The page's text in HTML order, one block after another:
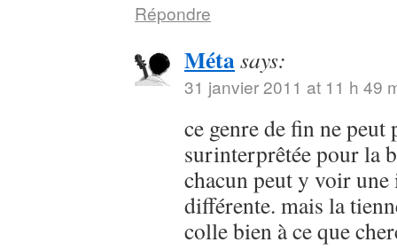
Répondre
Métasays:
31 janvier 2011 at 11 h 49
ce genre de fin ne peut
surinterprêtée pour la
chacun peut y voir
différente. mais la
colle bien à ce que